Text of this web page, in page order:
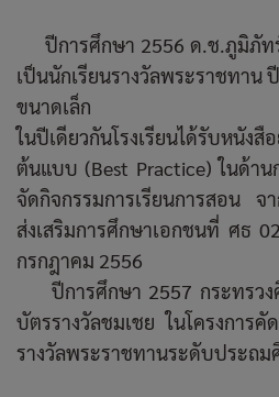
ปีการศึกษา 2556 ด.ช.ภูมิภัท
เป็นนักเรียนรางวัลพระราชทาน
ขนาดเล็ก
ในปีเดียวกันโรงเรียนได้รับหนังสื
ต้นแบบ (Best Practice) ในด้าน
จัดกิจกรรมการเรียนการสอน จ
ส่งเสริมการศึกษาเอกชนที่ ศธ
กรกฎาคม 2556
ปีการศึกษา 2557 กระทรวง
บัตรรางวัลชมเชย ในโครงการ
รางวัลพระราชทานระดับประถม